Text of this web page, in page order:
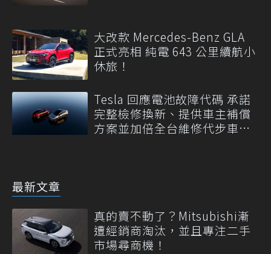
大改款 Mercedes-Benz GLA
正式亮相 純電 643 公里續航小
休旅！
Tesla 回應電池故障代碼 承諾
完整檢修換新、提供車主補償
方案並加倍全台維修代步車數
最新文章
真的賣不動了？Mitsubishi漸
遭經銷商淘汰，並且專注二手
市場尋商機！